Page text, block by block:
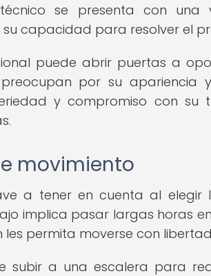
se presenta con una
capacidad para resolver el
puede abrir puertas a
por su apariencia
y compromiso con su
movimiento
a tener en cuenta al elegir
implica pasar largas horas
permita moverse con
subir a una escalera para